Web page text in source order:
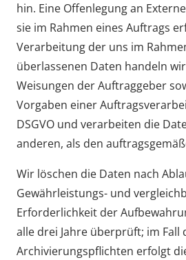
hin. Eine Offenlegung an
sie im Rahmen eines Auftrags
Verarbeitung der uns im
überlassenen Daten handeln
Weisungen der Auftraggeber
Vorgaben einer
DSGVO und verarbeiten die
anderen, als den
Wir löschen die Daten nach
Gewährleistungs- und
Erforderlichkeit der
alle drei Jahre überprüft; im Fall
Archivierungspflichten erfolgt